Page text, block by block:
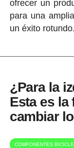
ofrecer un
para una
un éxito rotundo.
¿Para la
Esta es la
cambiar
COMPONENTES